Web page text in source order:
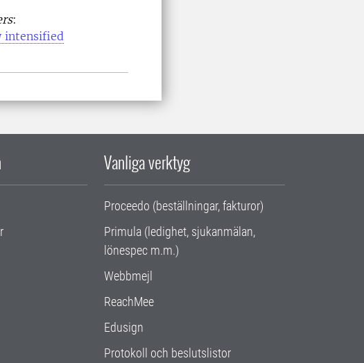
:
intensified
Vanliga verktyg
Proceedo (beställningar, fakturor)
Primula (ledighet, sjukanmälan,
lönespec m.m.)
Webbmejl
ReachMee
Edusign
Protokoll och beslutslistor